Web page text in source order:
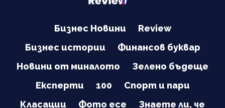
Бизнес Новини
Review
Бизнес истории
Финансов буквар
Новини от миналото
Зелено бъдеще
Експерти
100
Спорт и пари
Класации
Фото есе Знаете ли, че